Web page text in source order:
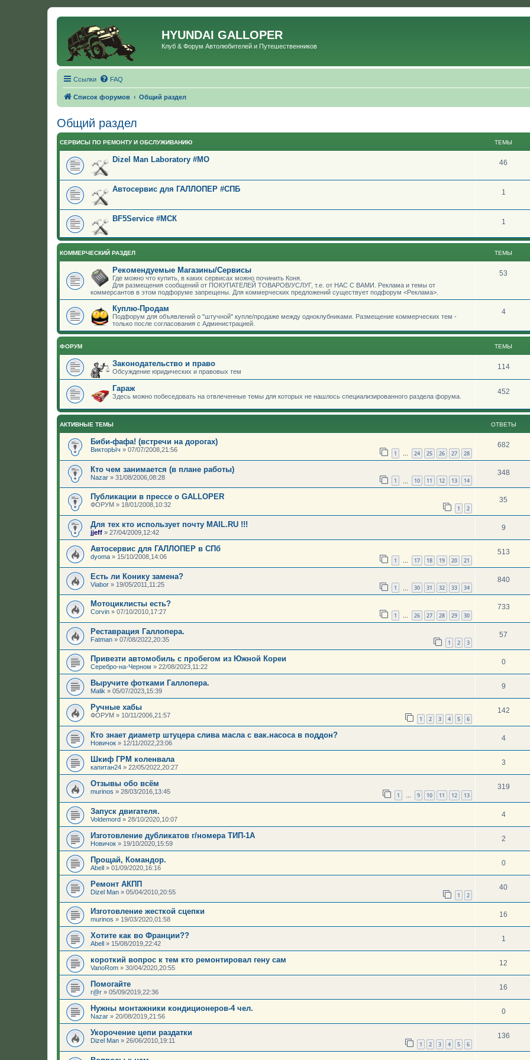
HYUNDAI GALLOPER
Клуб & Форум Автолюбителей и Путешественников
Ссылки FAQ
Список форумов Общий раздел
Общий раздел
СЕРВИСЫ ПО РЕМОНТУ И ОБСЛУЖИВАНИЮ ТЕМЫ
Dizel Man Laboratory #МО 46
Автосервис для ГАЛЛОПЕР #СПБ 1
BF5Service #МСК 1
КОММЕРЧЕСКИЙ РАЗДЕЛ ТЕМЫ
Рекомендуемые Магазины/Сервисы
Где можно что купить, в каких сервисах можно починить Коня.
Для размещения сообщений от ПОКУПАТЕЛЕЙ ТОВАРОВ/УСЛУГ, т.е. от НАС С ВАМИ. Реклама и темы от
коммерсантов в этом подфоруме запрещены. Для коммерческих предложений существует подфорум <Реклама>.
53
Куплю-Продам
Подфорум для объявлений о "штучной" купле/продаже между одноклубниками. Размещение коммерческих тем -
только после согласования с Администрацией.
4
ФОРУМ ТЕМЫ
Законодательство и право
Обсуждение юридических и правовых тем
114
Гараж
Здесь можно побеседовать на отвлеченные темы для которых не нашлось специализированного раздела форума.
452
АКТИВНЫЕ ТЕМЫ ОТВЕТЫ
Биби-фафа! (встречи на дорогах)
ВикторЫч » 07/07/2008,21:56 1 … 24 25 26 27 28
682
Кто чем занимается (в плане работы)
Nazar » 31/08/2006,08:28 1 10 11 12 13 14
348
Публикации в прессе о GALLOPER
ФОРУМ » 18/01/2008,10:32 1 2
35
Для тех кто использует почту MAIL.RU !!!
jjeff » 27/04/2009,12:42
9
Автосервис для ГАЛЛОПЕР в СПб
dyoma » 15/10/2008,14:06 1 … 17 18 19 20 21
513
Есть ли Конику замена?
Viabor » 19/05/2011,11:25 1 30 31 32 33 34
840
Мотоциклисты есть?
Corvin » 07/10/2010,17:27 1 … 26 27 28 29 30
733
Реставрация Галлопера.
Fatman » 07/08/2022,20:35 1 2 3
57
Привезти автомобиль с пробегом из Южной Кореи
Серебро-на-Черном » 22/08/2023,11:22
0
Выручите фотками Галлопера.
Malik » 05/07/2023,15:39
9
Ручные хабы
ФОРУМ » 10/11/2006,21:57 1 2 3 4 5 6
142
Кто знает диаметр штуцера слива масла с вак.насоса в поддон?
Новичок » 12/11/2022,23:06
4
Шкиф ГРМ коленвала
капитан24 » 22/05/2022,20:27
3
Отзывы обо всём
murinos » 28/03/2016,13:45 1 … 9 10 11 12 13
319
Запуск двигателя.
Voldemord » 28/10/2020,10:07
4
Изготовление дубликатов г/номера ТИП-1А
Новичок » 19/10/2020,15:59
2
Прощай, Командор.
Abell » 01/09/2020,16:16
0
Ремонт АКПП
Dizel Man » 05/04/2010,20:55 1 2
40
Изготовление жесткой сцепки
murinos » 19/03/2020,01:58
16
Хотите как во Франции??
Abell » 15/08/2019,22:42
1
короткий вопрос к тем кто ремонтировал гену сам
VanoRom » 30/04/2020,20:55
12
Помогайте
r@r » 05/09/2019,22:36
16
Нужны монтажники кондиционеров-4 чел.
Nazar » 20/08/2019,21:56
0
Укорочение цепи раздатки
Dizel Man » 26/06/2010,19:11 1 2 3 4 5 6
136